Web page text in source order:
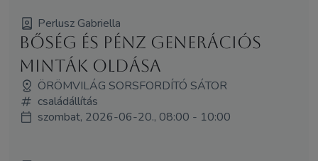
Perlusz Gabriella
Bőség és pénz Generációs
minták oldása
ÖRÖMVILÁG SORSFORDÍTÓ SÁTOR
családállítás
szombat, 2026-06-20., 08:00 - 10:00